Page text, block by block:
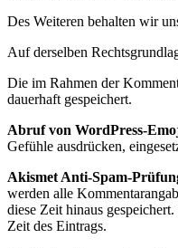
Des Weiteren behalten wir
Auf derselben
Die im Rahmen der
dauerhaft gespeichert.
Abruf von WordPress-
Gefühle ausdrücken,
Akismet Anti-Spam-
werden alle
diese Zeit hinaus
Zeit des Eintrags.